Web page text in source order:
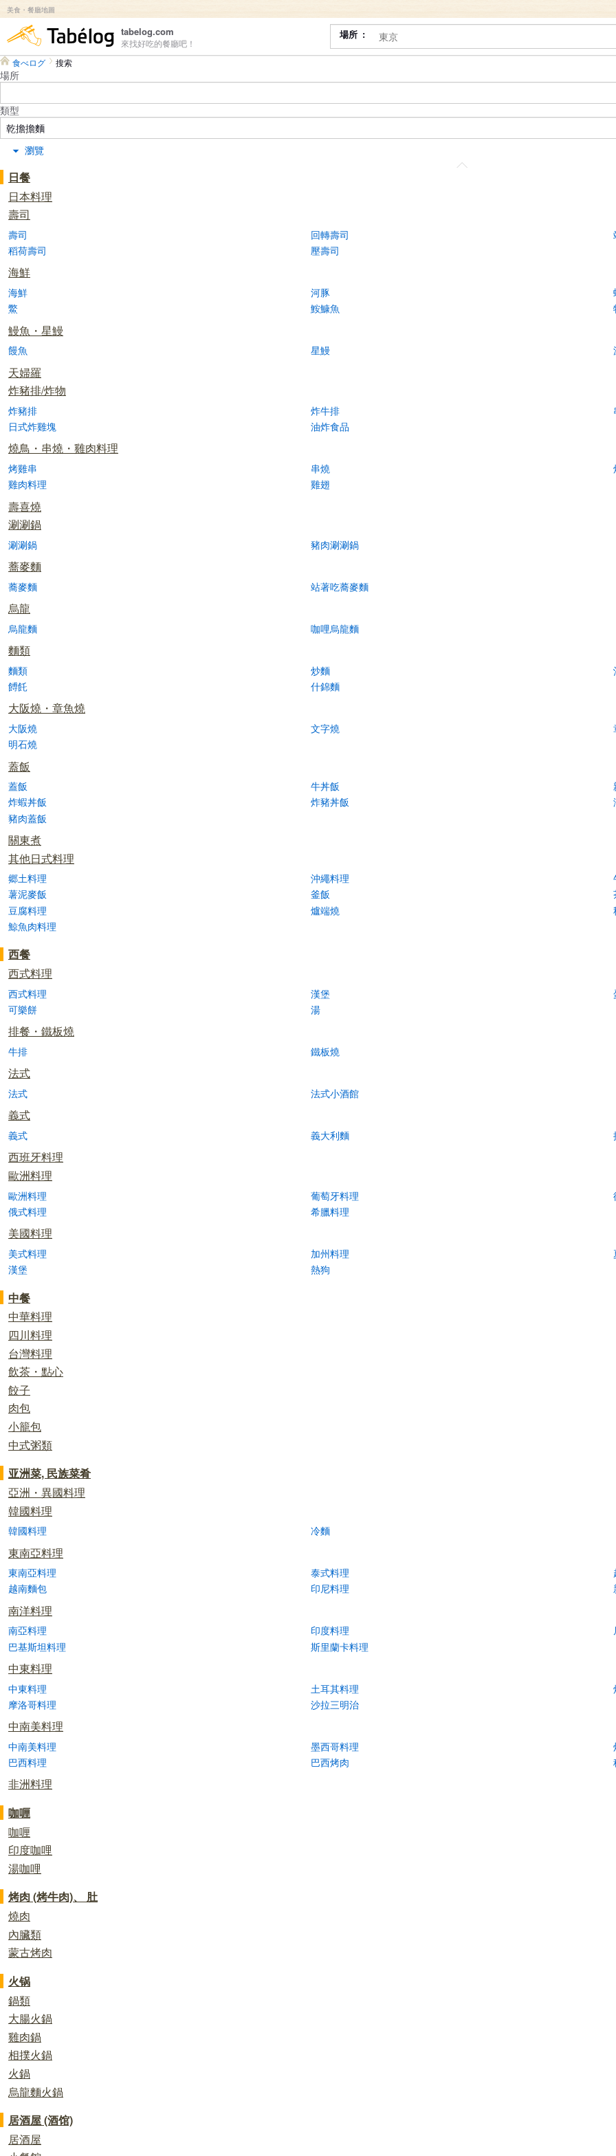
美食・餐廳地圖
食べログ
tabelog.com
來找好吃的餐廳吧！
場所
食べログ 搜索
場所
類型
瀏覽
日餐
日本料理
壽司
壽司 回轉壽司
稻荷壽司
壓壽司
海鮮
海鮮 河豚
鱉
鮟鱇魚
鰻魚・星鰻
饅魚 星鰻
天婦羅
炸豬排/炸物
炸豬排 炸牛排
日式炸雞塊
油炸食品
燒鳥・串燒・雞肉料理
烤雞串 串燒
雞肉料理
雞翅
壽喜燒
涮涮鍋
涮涮鍋 豬肉涮涮鍋
蕎麥麵
蕎麥麵 站著吃蕎麥麵
烏龍
烏龍麵 咖哩烏龍麵
麵類
麵類 炒麵
餺飥
什錦麵
大阪燒・章魚燒
大阪燒 文字燒
明石燒
蓋飯
蓋飯 牛丼飯
炸蝦丼飯
炸豬丼飯
豬肉蓋飯
關東煮
其他日式料理
郷土料理 沖繩料理
薯泥麥飯
釜飯
豆腐料理
爐端燒
鯨魚肉料理
西餐
西式料理
西式料理 漢堡
可樂餅
湯
排餐・鐵板燒
牛排 鐵板燒
法式
法式 法式小酒館
義式
義式 義大利麵
西班牙料理
歐洲料理
歐洲料理 葡萄牙料理
俄式料理
希臘料理
美國料理
美式料理 加州料理
漢堡
熱狗
中餐
中華料理
四川料理
台灣料理
飲茶・點心
餃子
肉包
小籠包
中式粥類
亚洲菜, 民族菜肴
亞洲・異國料理
韓國料理
韓國料理 冷麵
東南亞料理
東南亞料理 泰式料理
越南麵包
印尼料理
南洋料理
南亞料理 印度料理
巴基斯坦料理
斯里蘭卡料理
中東料理
中東料理 土耳其料理
摩洛哥料理
沙拉三明治
中南美料理
中南美料理 墨西哥料理
巴西料理
巴西烤肉
非洲料理
咖喱
咖喱
印度咖哩
湯咖哩
烤肉 (烤牛肉)、 肚
燒肉
內臟類
蒙古烤肉
火锅
鍋類
大腸火鍋
雞肉鍋
相撲火鍋
火鍋
烏龍麵火鍋
居酒屋 (酒馆)
居酒屋